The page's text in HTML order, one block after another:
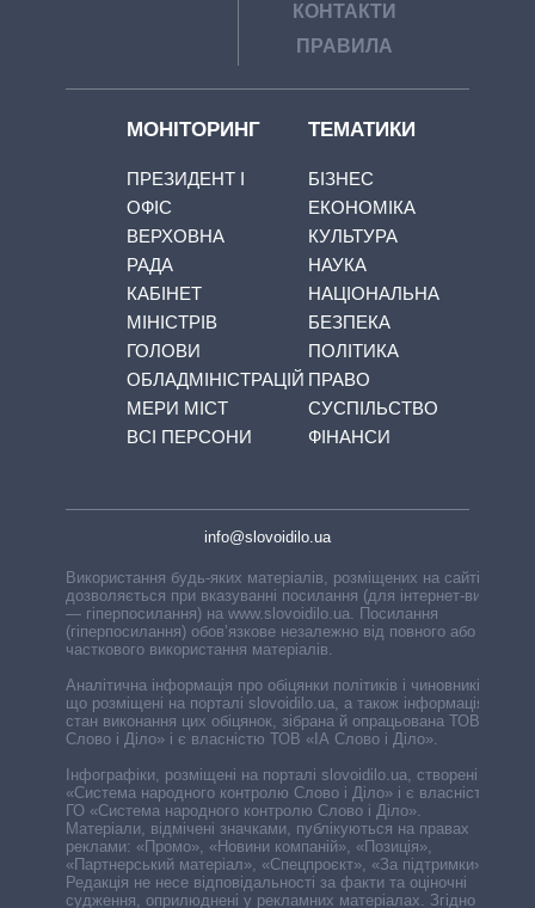
КОНТАКТИ
ПРАВИЛА
МОНІТОРИНГ
ПРЕЗИДЕНТ І
ОФІС
ВЕРХОВНА
РАДА
КАБІНЕТ
МІНІСТРІВ
ГОЛОВИ
ОБЛАДМІНІСТРАЦІЙ
МЕРИ МІСТ
ВСІ ПЕРСОНИ
ТЕМАТИКИ
БІЗНЕС
ЕКОНОМІКА
КУЛЬТУРА
НАУКА
НАЦІОНАЛЬНА
БЕЗПЕКА
ПОЛІТИКА
ПРАВО
СУСПІЛЬСТВО
ФІНАНСИ
info@slovoidilo.ua
Використання будь-яких матеріалів, розміщених на сайті,
дозволяється при вказуванні посилання (для інтернет-видань
— гіперпосилання) на www.slovoidilo.ua. Посилання
(гіперпосилання) обов’язкове незалежно від повного або
часткового використання матеріалів.
Аналітична інформація про обіцянки політиків і чиновників,
що розміщені на порталі slovoidilo.ua, а також інформація про
стан виконання цих обіцянок, зібрана й опрацьована ТОВ «ІА
Слово і Діло» і є власністю ТОВ «ІА Слово і Діло».
Інфографіки, розміщені на порталі slovoidilo.ua, створені ГО
«Система народного контролю Слово і Діло» і є власністю
ГО «Система народного контролю Слово і Діло».
Матеріали, відмічені значками, публікуються на правах
реклами: «Промо», «Новини компаній», «Позиція»,
«Партнерський матеріал», «Спецпроєкт», «За підтримки».
Редакція не несе відповідальності за факти та оціночні
судження, оприлюднені у рекламних матеріалах. Згідно з